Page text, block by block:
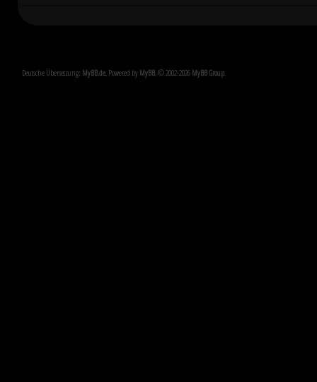
Deutsche Übersetzung: MyBB.de, Powered by MyBB, © 2002-2026 MyBB Group.